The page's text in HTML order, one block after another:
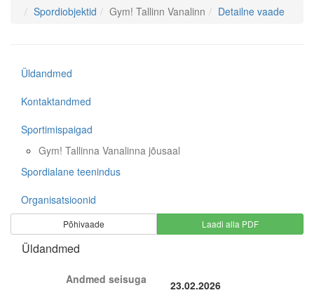
Spordiobjektid Gym! Tallinn Vanalinn Detailne vaade
Üldandmed
Kontaktandmed
Sportimispaigad
Gym! Tallinna Vanalinna jõusaal
Spordialane teenindus
Organisatsioonid
Põhivaade Laadi alla PDF
Üldandmed
Andmed seisuga
23.02.2026